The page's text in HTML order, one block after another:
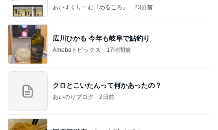
あいすくりーむ『めるころ』 23分前
広川ひかる 今年も岐阜で鮎釣り
Amebaトピックス 17時間前
クロとこいたんって何かあったの？
あいのりブログ 2日前